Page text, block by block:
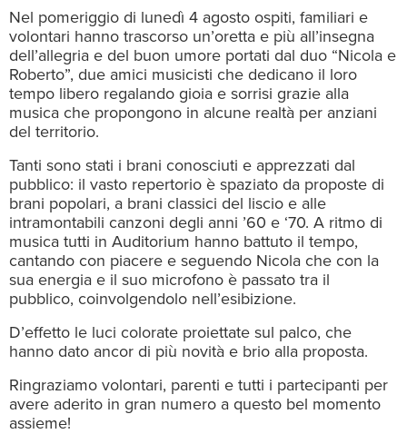
Nel pomeriggio di lunedì 4 agosto ospiti, familiari e
volontari hanno trascorso un’oretta e più all’insegna
dell’allegria e del buon umore portati dal duo “Nicola e
Roberto”, due amici musicisti che dedicano il loro
tempo libero regalando gioia e sorrisi grazie alla
musica che propongono in alcune realtà per anziani
del territorio.
Tanti sono stati i brani conosciuti e apprezzati dal
pubblico: il vasto repertorio è spaziato da proposte di
brani popolari, a brani classici del liscio e alle
intramontabili canzoni degli anni ’60 e ‘70. A ritmo di
musica tutti in Auditorium hanno battuto il tempo,
cantando con piacere e seguendo Nicola che con la
sua energia e il suo microfono è passato tra il
pubblico, coinvolgendolo nell’esibizione.
D’effetto le luci colorate proiettate sul palco, che
hanno dato ancor di più novità e brio alla proposta.
Ringraziamo volontari, parenti e tutti i partecipanti per
avere aderito in gran numero a questo bel momento
assieme!